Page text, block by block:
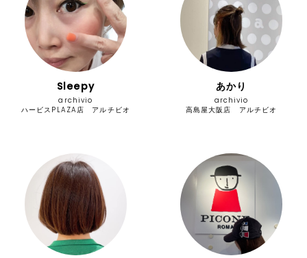
Sleepy
archivio
ハービスPLAZA店 アルチビオ
あかり
archivio
高島屋大阪店 アルチビオ